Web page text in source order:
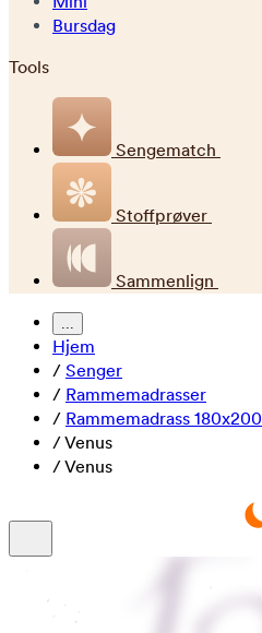
Bursdag
Tools
Sengematch
Stoffprøver
Sammenlign
...
Hjem
/ Senger
/ Rammemadrasser
/ Rammemadrass 180x200
/Venus
/Venus